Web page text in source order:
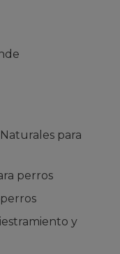
para
perros
y